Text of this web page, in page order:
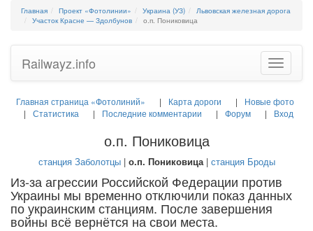
Главная Проект «Фотолинии» Украина (УЗ)
Львовская железная дорога
Участок Красне — Здолбунов
о.п. Пониковица
Toggle
Railwayz.info
Главная страница «Фотолиний» Карта дороги
Новые фото
Статистика
Последние комментарии Форум Вход
о.п. Пониковица
станция Заболотцы| о.п. Пониковица| станция Броды
Из-за агрессии Российской Федерации против
Украины мы временно отключили показ данных
по украинским станциям. После завершения
войны всё вернётся на свои места.